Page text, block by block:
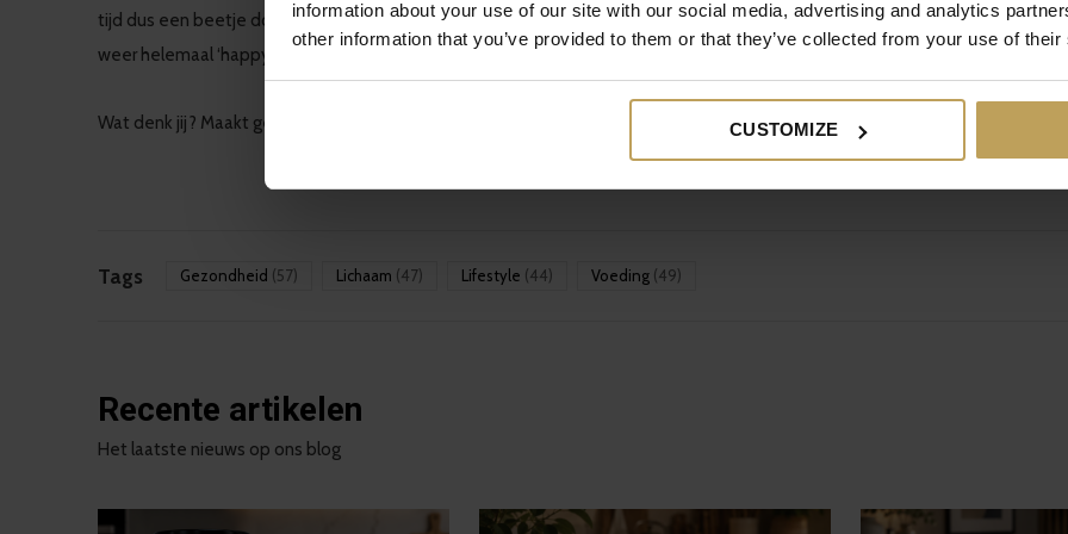
information about your use of our site with our social media, advertising and analytics
other information that you’ve provided to them or that they’ve collected from your use of
CUSTOMIZE
tijd dus een beetje down, depri of heb je last van een winterdip? Dan is de kans groot dat je een tekort hebt aan vitamine-
weer helemaal ‘happy’ door het leven kan!
Wat denk jij? Maakt geld echt gelukkig of schuilt geluk in ieder van ons en heeft het vooral te maken met zelfliefde en een
Tags Gezondheid (57) Lichaam (47) Lifestyle (44) Voeding (49)
Recente artikelen
Het laatste nieuws op ons blog